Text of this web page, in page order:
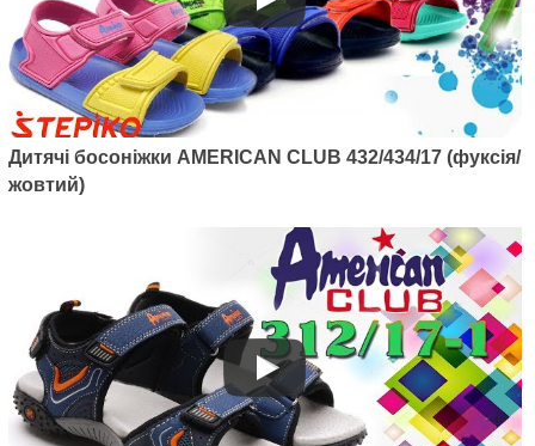
Дитячі босоніжки American club
468/21 (м`ята)
675грн.
Артикул: 448/21-1
Дитячі босоніжки American club
Дитячі босоніжки AMERICAN CLUB 432/434/17 (фуксія/
жовтий)